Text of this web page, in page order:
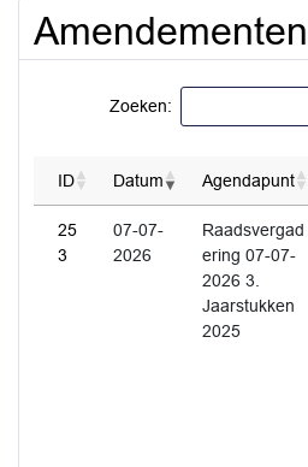
Amendementen
Zoeken:
ID Datum Agendapunt
25
3
07-07-
2026
Raadsvergad
ering 07-07-
2026 3.
Jaarstukken
2025